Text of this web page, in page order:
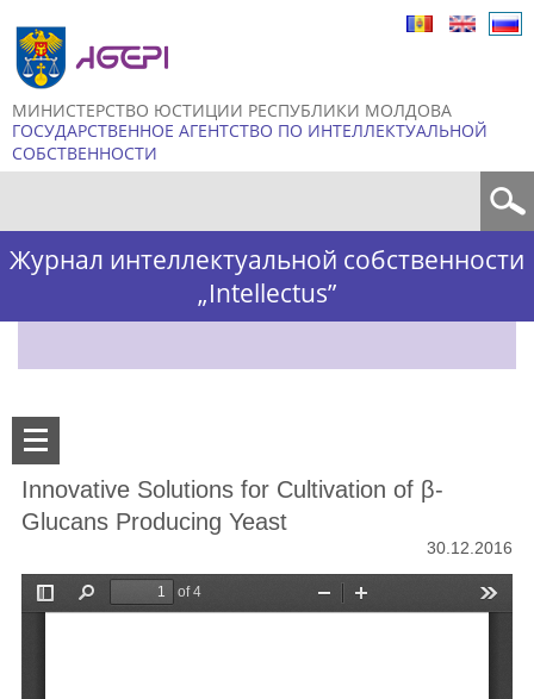
МИНИСТЕРСТВО ЮСТИЦИИ РЕСПУБЛИКИ МОЛДОВА
ГОСУДАРСТВЕННОЕ АГЕНТСТВО ПО ИНТЕЛЛЕКТУАЛЬНОЙ
СОБСТВЕННОСТИ
Журнал интеллектуальной собственности
„Intellectus”
Innovative Solutions for Cultivation of β-
Glucans Producing Yeast
30.12.2016